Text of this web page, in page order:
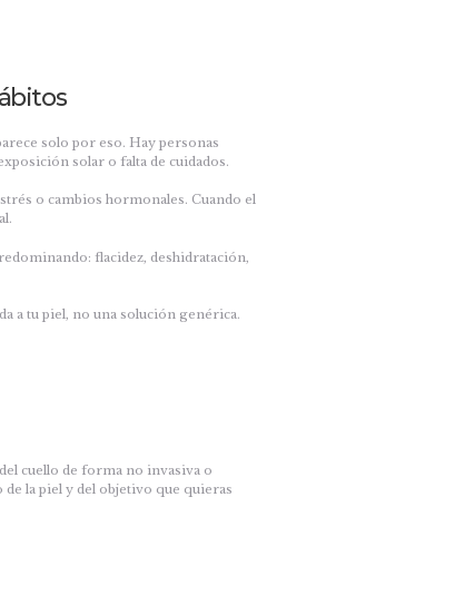
solo por eso. Hay personas
solar o falta de cuidados.
o cambios hormonales. Cuando el
flacidez, deshidratación,
a tu piel, no una solución genérica.
cuello de forma no invasiva o
la piel y del objetivo que quieras